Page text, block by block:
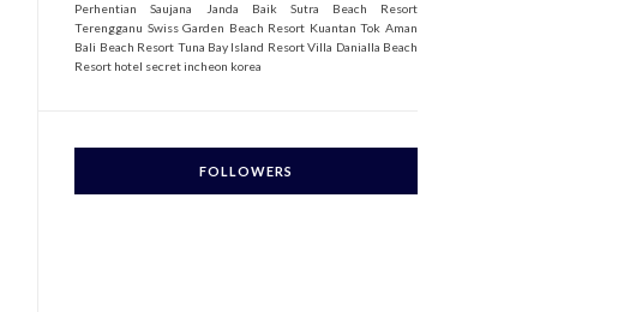
Perhentian
Saujana Janda Baik
Sutra Beach Resort
Terengganu Swiss Garden Beach Resort Kuantan Tok Aman
Bali Beach Resort Tuna Bay Island Resort Villa Danialla Beach
Resort hotel secret incheon korea
FOLLOWERS